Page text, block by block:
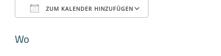
ZUM KALENDER HINZUFÜGEN
Wo